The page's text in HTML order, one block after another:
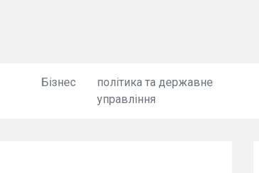
Бізнес
політика та державне
управління